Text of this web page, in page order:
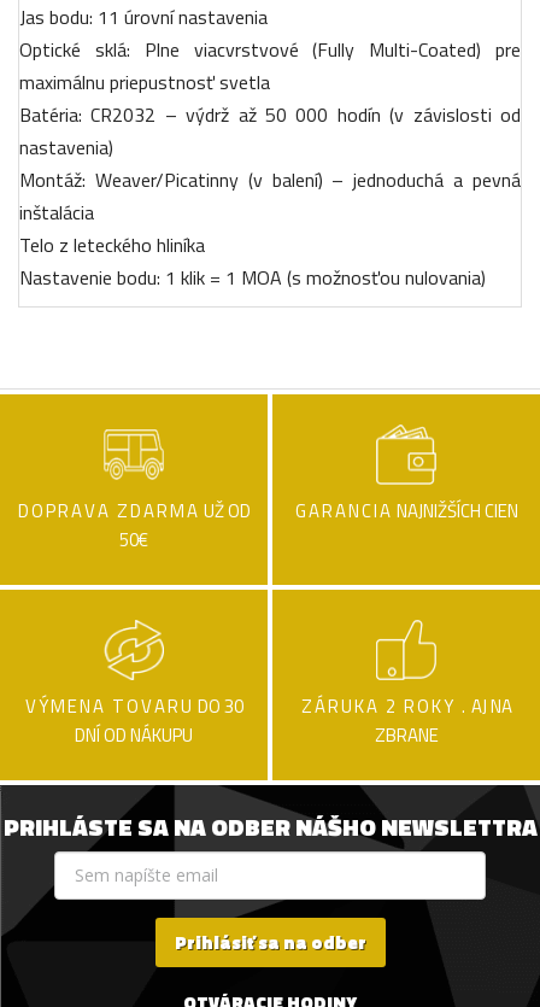
Jas bodu: 11 úrovní nastavenia
Optické sklá: Plne viacvrstvové (Fully Multi-Coated) pre
maximálnu priepustnosť svetla
Batéria: CR2032 – výdrž až 50 000 hodín (v závislosti od
nastavenia)
Montáž: Weaver/Picatinny (v balení) – jednoduchá a pevná
inštalácia
Telo z leteckého hliníka
Nastavenie bodu: 1 klik = 1 MOA (s možnosťou nulovania)
DOPRAVA ZDARMA UŽ OD
50€
GARANCIA NAJNIŽŠÍCH CIEN
VÝMENA TOVARU DO 30
DNÍ OD NÁKUPU
ZÁRUKA 2 ROKY . AJ NA
ZBRANE
PRIHLÁSTE SA NA ODBER NÁŠHO NEWSLETTRA
Prihlásiť sa na odber